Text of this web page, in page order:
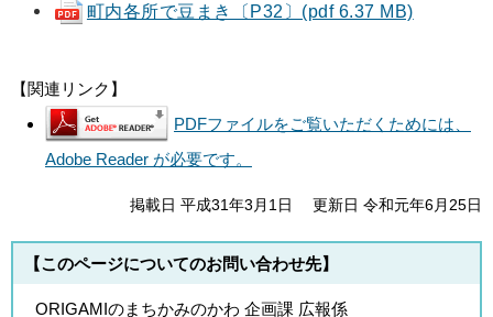
町内各所で豆まき〔P32〕(pdf 6.37 MB)
【関連リンク】
PDFファイルをご覧いただくためには、
Adobe Reader が必要です。
掲載日 平成31年3月1日 更新日 令和元年6月25日
【このページについてのお問い合わせ先】
ORIGAMIのまちかみのかわ 企画課 広報係